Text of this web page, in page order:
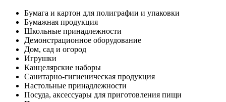
Бумага и картон для полиграфии и упаковки
Бумажная продукция
Школьные принадлежности
Демонстрационное оборудование
Дом, сад и огород
Игрушки
Канцелярские наборы
Санитарно-гигиеническая продукция
Настольные принадлежности
Посуда, аксессуары для приготовления пищи